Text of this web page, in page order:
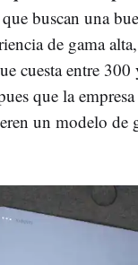
buscan una
de gama
cuesta entre 300
que la
un modelo de